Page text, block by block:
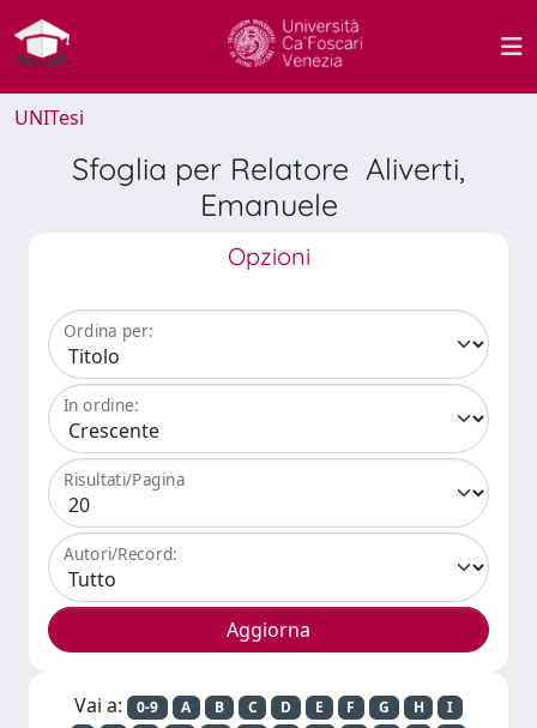
UNITesi
Sfoglia per Relatore Aliverti,
Emanuele
Opzioni
Ordina per:
In ordine:
Risultati/Pagina
Autori/Record:
Vai a: 0-9 A B C D E F G H
I